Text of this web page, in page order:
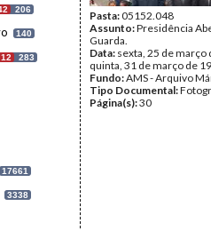
206
140
12 283
17661
3338
Pasta:05152.048
Assunto:Presidência
Guarda.
Data: sexta, 25 de março
quinta, 31 de março de
Fundo:AMS - Arquivo
Tipo Documental:
Página(s):30